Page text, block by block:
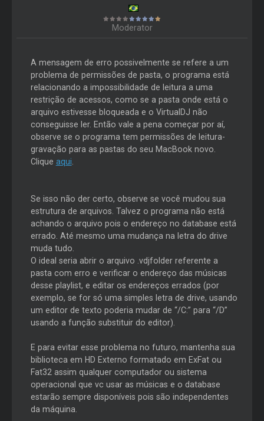
Moderator
A mensagem de erro possivelmente se refere a um
problema de permissões de pasta, o programa está
relacionando a impossibilidade de leitura a uma
restrição de acessos, como se a pasta onde está o
arquivo estivesse bloqueada e o VirtualDJ não
conseguisse ler. Então vale a pena começar por aí,
observe se o programa tem permissões de leitura-
gravação para as pastas do seu MacBook novo.
Clique aqui
Se isso não der certo, observe se você mudou sua
estrutura de arquivos. Talvez o programa não está
achando o arquivo pois o endereço no database está
errado. Até mesmo uma mudança na letra do drive
muda tudo.
O ideal seria abrir o arquivo .vdjfolder referente a
pasta com erro e verificar o endereço das músicas
desse playlist, e editar os endereços errados (por
exemplo, se for só uma simples letra de drive, usando
um editor de texto poderia mudar de “/C:” para “/D”
usando a função substituir do editor).
E para evitar esse problema no futuro, mantenha sua
biblioteca em HD Externo formatado em ExFat ou
Fat32 assim qualquer computador ou sistema
operacional que vc usar as músicas e o database
estarão sempre disponíveis pois são independentes
da máquina.